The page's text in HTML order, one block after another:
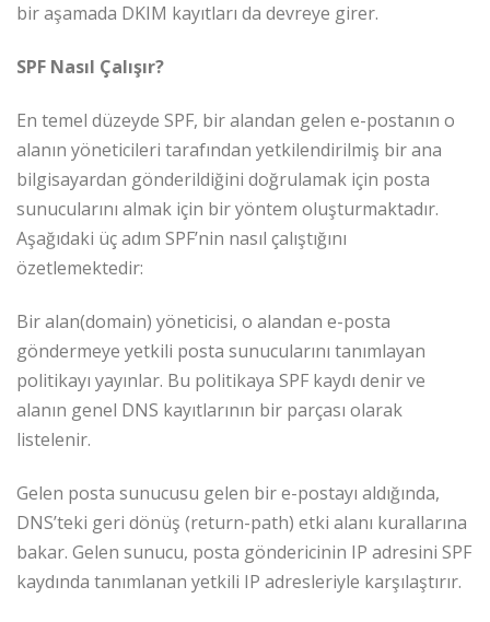
bir aşamada DKIM kayıtları da devreye girer.
SPF Nasıl Çalışır?
En temel düzeyde SPF, bir alandan gelen e-postanın o
alanın yöneticileri tarafından yetkilendirilmiş bir ana
bilgisayardan gönderildiğini doğrulamak için posta
sunucularını almak için bir yöntem oluşturmaktadır.
Aşağıdaki üç adım SPF’nin nasıl çalıştığını
özetlemektedir:
Bir alan(domain) yöneticisi, o alandan e-posta
göndermeye yetkili posta sunucularını tanımlayan
politikayı yayınlar. Bu politikaya SPF kaydı denir ve
alanın genel DNS kayıtlarının bir parçası olarak
listelenir.
Gelen posta sunucusu gelen bir e-postayı aldığında,
DNS’teki geri dönüş (return-path) etki alanı kurallarına
bakar. Gelen sunucu, posta göndericinin IP adresini SPF
kaydında tanımlanan yetkili IP adresleriyle karşılaştırır.